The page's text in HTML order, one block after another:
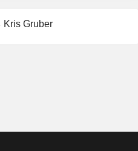
Kris Gruber